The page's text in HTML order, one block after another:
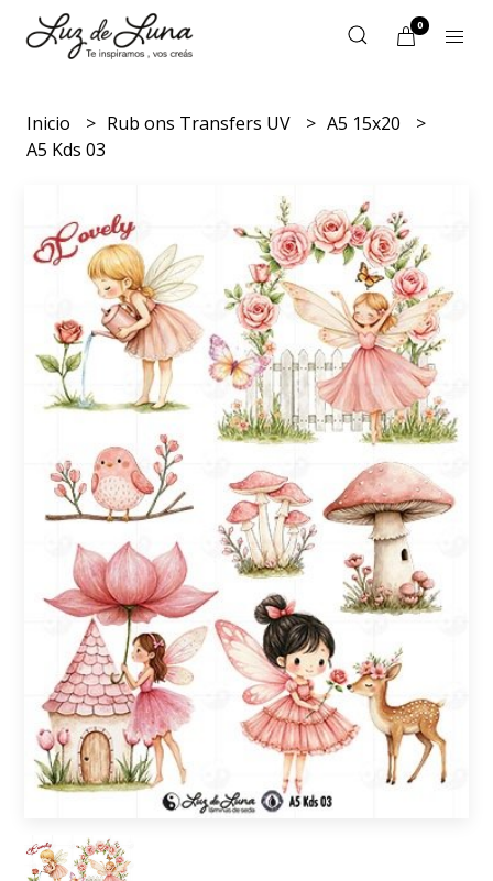
0
Inicio Rub ons Transfers UV
A5 15x20
A5 Kds 03